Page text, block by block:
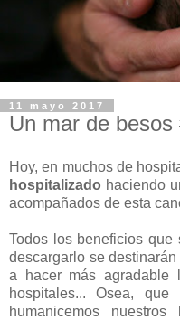
11 mayo 2017
Un mar de
Hoy, en muchos de
hospitalizado haciendo
acompañados de esta
Todos los beneficios
descargarlo se
a hacer más
hospitales... Osea,
humanicemos